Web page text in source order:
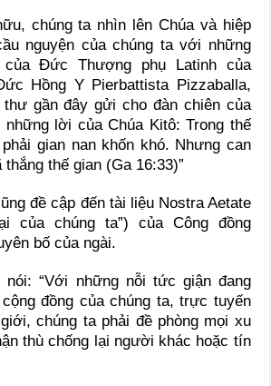
chúng ta nhìn lên Chúa và hiệp
nguyện của chúng ta với những
Đức Thượng phụ Latinh của
Hồng Y Pierbattista Pizzaballa,
gần đây gửi cho đàn chiên của
những lời của Chúa Kitô: Trong thế
gian nan khốn khó. Nhưng can
thế gian (Ga 16:33)”
đề cập đến tài liệu Nostra Aetate
của chúng ta”) của Công đồng
bố của ngài.
“Với những nỗi tức giận đang
đồng của chúng ta, trực tuyến
chúng ta phải đề phòng mọi xu
thù chống lại người khác hoặc tín